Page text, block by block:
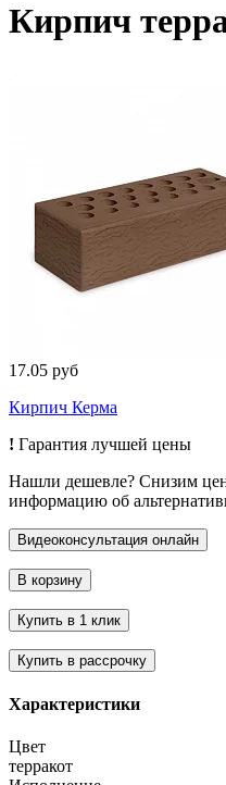
Кирпич
17.05 руб
Кирпич Керма
! Гарантия лучшей цены
Нашли дешевле? Снизим
информацию об
Характеристики
Цвет
терракот